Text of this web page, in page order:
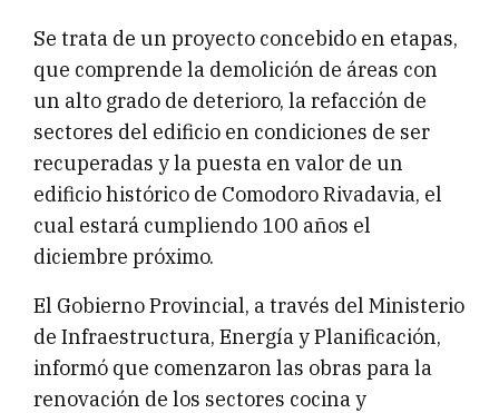
Se trata de un proyecto concebido en etapas,
que comprende la demolición de áreas con
un alto grado de deterioro, la refacción de
sectores del edificio en condiciones de ser
recuperadas y la puesta en valor de un
edificio histórico de Comodoro Rivadavia, el
cual estará cumpliendo 100 años el
diciembre próximo.
El Gobierno Provincial, a través del Ministerio
de Infraestructura, Energía y Planificación,
informó que comenzaron las obras para la
renovación de los sectores cocina y